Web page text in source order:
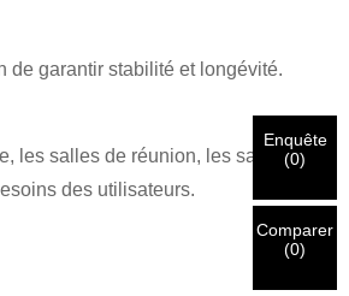
de garantir stabilité et longévité.
les salles de réunion, les salons
des utilisateurs.
Enquête
(0)
Comparer
(0)